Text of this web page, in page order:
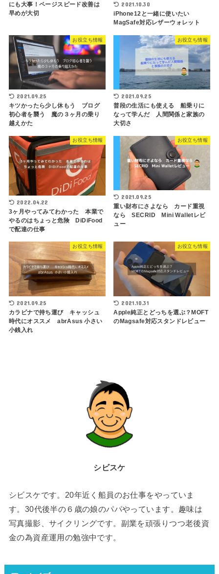
にも大事！ページスピード改善は
早めが大切
2021.10.30
iPhone12と一緒に使いたい
MagSafe対応レザーウォレット
お役立ち情報
2021.09.25
キツかったら少し休もう ブログ
初心者を襲う 魔の３ヶ月の乗り
越えかた
お役立ち情報
2021.09.25
普段の生活にも使える 船乗りに
なって学んだ 人間関係と家族の
大切さ
お役立ち情報
2022.04.22
3ヶ月やってみてわかった 本業で
やるのはちょっと危険 DiDiFood
で配達の仕事
お役立ち情報
2021.09.25
重い財布にさよなら カード重視
なら SECRID Mini Walletレビ
ュー
お役立ち情報
2021.09.25
カラビナで持ち運び キャッシュ
時代にオススメ abrAsus 小さい
小銭入れ
お役立ち情報
2021.10.31
Apple純正とどっちを選ぶ？MOFT
のMagsafe対応スタンドレビュー
シビスケ
シビスケです。20年近く船員のお仕事をやっていま
す。30代後半の６歳の娘のパパやっています。趣味は
写真撮影、サイクリングです。副業を頑張りつつ老後資
金の為資産運用の勉強中です。